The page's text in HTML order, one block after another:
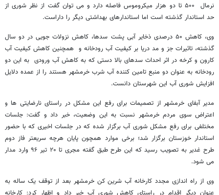
نرمال ۵۰۰ تا دو هزار میکروموس فاصله دارد و می توان گفت از نظر شوری از
حد استاندار گذشته است اما استاندارهای بهداشتی دیگر را داراست.
وی، کاهش ۵۰ درصدی ذخایر آبی پشت سدها، کاهش نزولات جویی در دو سال
گذشته، تاثیرات جز و مد دریا بر کیفیت آب رودخانه و همچنین کاهش کیفیت آب
کارون و کرخه در اثر احداث سدهای بالا دستی که به کاهش آب ورودی به این دو
رودخانه به عنوان دو منبع تامین کننده آب شرب خرمشهر هستند را از عمده دلایل
افزایش شوری آب این شهرستان دانست.
مدیر آبفای خرمشهر از تصمیمات برای رفع این مشکل در راستای نارضایتی ها و
اعتراض سوی مردم خرمشهر نسبت به این وضعیت، خبر داد و گفت: جلسات
مختلفی برای رفع مشکل شوری آب برگزار شده که در جلسات اخیری که با حضور
استاندار خوزستان برگزار شد؛ برخی موارد همچون پایان هرچه سریعتر فاز دوم
طرح غدیر به تصویب رسید که این طرح طبق گفته مجری تا ۲۰ تیر ۹۶ وارد مدار
می شود.
وی از راه اندازی مجدد کارخانه آب شرین کن خرمشهر بعد از توقف یک ساله به
عنوان دیگر اقدام در راستای کاهش شوری آب خبر داد و اظهار کرد: کارخانه